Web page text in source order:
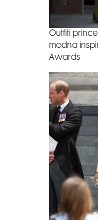
Outfiti
modna
Awards